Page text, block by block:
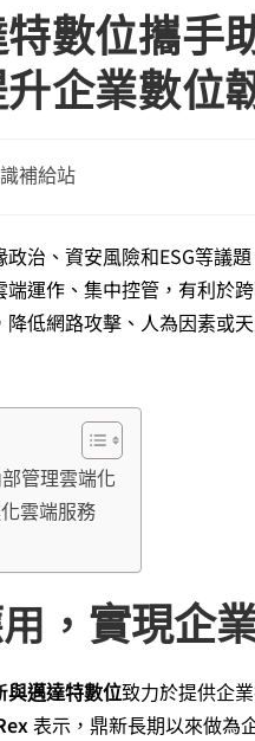
數位攜手
企業數位
補給站
治、資安風險和ESG等議
運作、集中控管，有利於
低網路攻擊、人為因素或
管理雲端化
雲端服務
，實現企
與邁達特數位致力於提供企
表示，鼎新長期以來做為